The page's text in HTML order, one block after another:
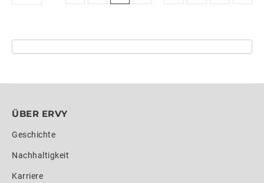
ÜBER ERVY
Geschichte
Nachhaltigkeit
Karriere